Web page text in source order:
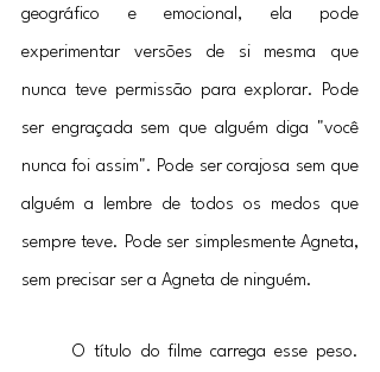
geográfico e emocional, ela pode
experimentar versões de si mesma que
nunca teve permissão para explorar. Pode
ser engraçada sem que alguém diga "você
nunca foi assim". Pode ser corajosa sem que
alguém a lembre de todos os medos que
sempre teve. Pode ser simplesmente Agneta,
sem precisar ser a Agneta de ninguém.